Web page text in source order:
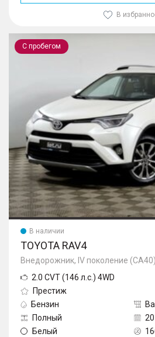
В
С пробегом
RAV4
В наличии
TOYOTA RAV4
Внедорожник, IV поколение
2.0 CVT (146 л.с.) 4WD
Престиж
Бензин
Полный
Белый